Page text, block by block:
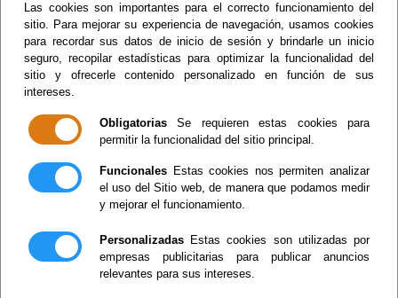
Las cookies son importantes para el correcto funcionamiento del
sitio. Para mejorar su experiencia de navegación, usamos cookies
para recordar sus datos de inicio de sesión y brindarle un inicio
seguro, recopilar estadísticas para optimizar la funcionalidad del
sitio y ofrecerle contenido personalizado en función de sus
intereses.
Obligatorias Se requieren estas cookies para
permitir la funcionalidad del sitio principal.
Funcionales Estas cookies nos permiten analizar
el uso del Sitio web, de manera que podamos medir
y mejorar el funcionamiento.
Personalizadas Estas cookies son utilizadas por
empresas publicitarias para publicar anuncios
relevantes para sus intereses.
Certamen Nacional de Largometrajes 'Ópera Prima'
FICAL 2025-
Inscripciones del
Certamen
Nacional de
Largometrajes
'Ópera Prima'